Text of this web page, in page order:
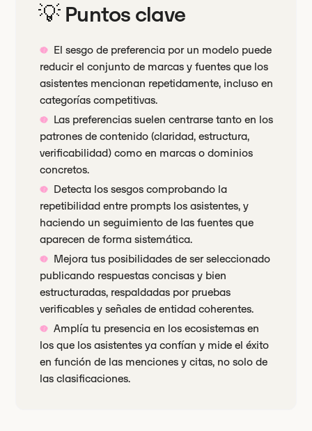
💡 Puntos clave
El sesgo de preferencia por un modelo puede
reducir el conjunto de marcas y fuentes que los
asistentes mencionan repetidamente, incluso en
categorías competitivas.
Las preferencias suelen centrarse tanto en los
patrones de contenido (claridad, estructura,
verificabilidad) como en marcas o dominios
concretos.
Detecta los sesgos comprobando la
repetibilidad entre prompts los asistentes, y
haciendo un seguimiento de las fuentes que
aparecen de forma sistemática.
Mejora tus posibilidades de ser seleccionado
publicando respuestas concisas y bien
estructuradas, respaldadas por pruebas
verificables y señales de entidad coherentes.
Amplía tu presencia en los ecosistemas en
los que los asistentes ya confían y mide el éxito
en función de las menciones y citas, no solo de
las clasificaciones.